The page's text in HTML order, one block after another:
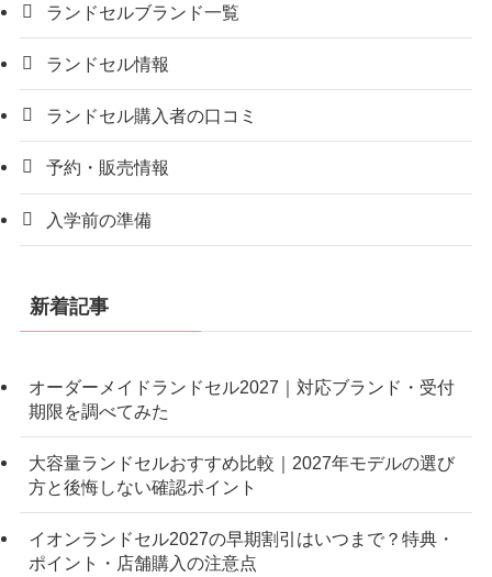
ランドセルブランド一覧
ランドセル情報
ランドセル購入者の口コミ
予約・販売情報
入学前の準備
新着記事
オーダーメイドランドセル2027｜対応ブランド・受付
期限を調べてみた
大容量ランドセルおすすめ比較｜2027年モデルの選び
方と後悔しない確認ポイント
イオンランドセル2027の早期割引はいつまで？特典・
ポイント・店舗購入の注意点